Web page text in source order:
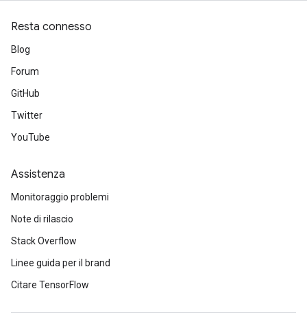
Resta connesso
Blog
Forum
GitHub
Twitter
YouTube
Assistenza
Monitoraggio problemi
Note di rilascio
Stack Overflow
Linee guida per il brand
Citare TensorFlow